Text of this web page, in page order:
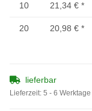
10 21,34 € *
20 20,98 € *
lieferbar
Lieferzeit: 5 - 6 Werktage